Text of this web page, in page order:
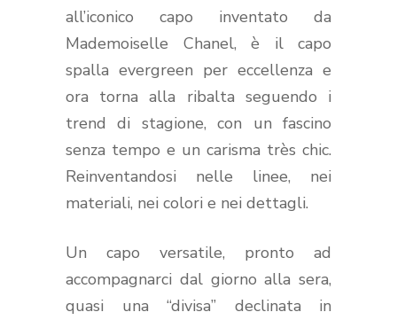
all’iconico capo inventato da
Mademoiselle Chanel, è il capo
spalla evergreen per eccellenza e
ora torna alla ribalta seguendo i
trend di stagione, con un fascino
senza tempo e un carisma très chic.
Reinventandosi nelle linee, nei
materiali, nei colori e nei dettagli.
Un capo versatile, pronto ad
accompagnarci dal giorno alla sera,
quasi una “divisa” declinata in